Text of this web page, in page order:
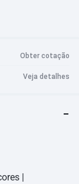
você estivesse
Obter cotação
Veja detalhes
|